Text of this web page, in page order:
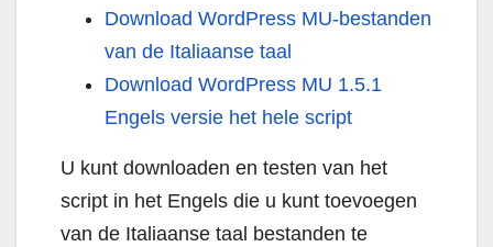
Download WordPress MU-bestanden
van de Italiaanse taal
Download WordPress MU 1.5.1
Engels versie het hele script
U kunt downloaden en testen van het
script in het Engels die u kunt toevoegen
van de Italiaanse taal bestanden te